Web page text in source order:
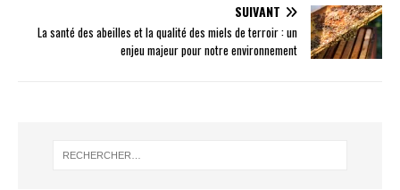
SUIVANT
La santé des abeilles et la qualité des miels de terroir : un
enjeu majeur pour notre environnement